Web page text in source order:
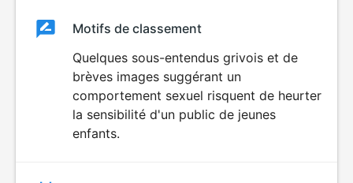
ClassementClassement
DÉCONSEILLÉ
AUX JEUNES
ENFANTS
Motifs de classement
Quelques sous-entendus grivois et de
brèves images suggérant un
comportement sexuel risquent de heurter
la sensibilité d'un public de jeunes
enfants.